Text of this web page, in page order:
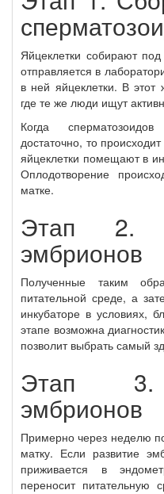
Яйцеклетки собирают
отправляется в
в ней яйцеклетки. В
где те же люди ищут
Когда
достаточно, то
яйцеклетки помещают в
Оплодотворение
матке.
Этап 2.
эмбрионов
Полученные таким
питательной среде, а
инкубаторе в условиях,
этапе возможна
позволит выбрать самый
Этап 3.
эмбрионов
Примерно через неделю
матку. Если развитие
приживается в
переносит питательную